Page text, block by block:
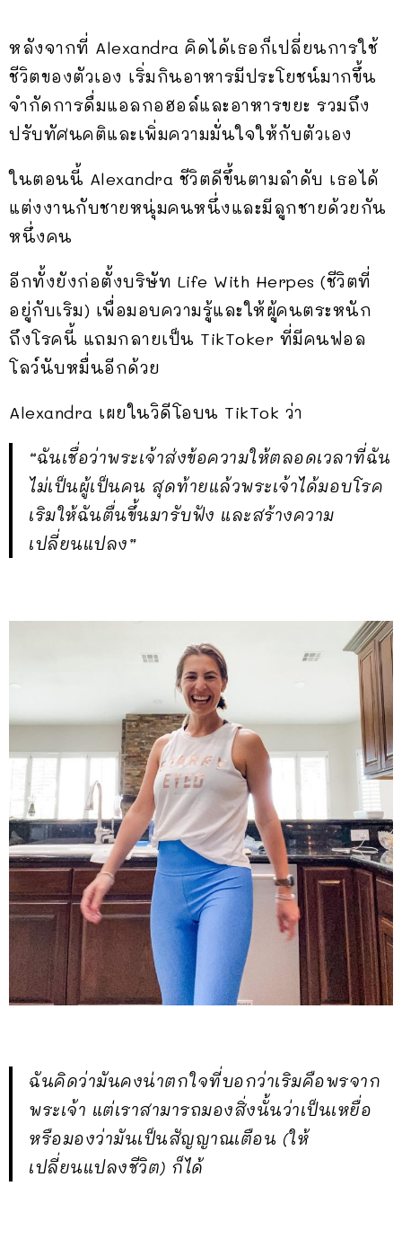
หลังจากที่ Alexandra คิดได้เธอก็เปลี่ยนการใช้
ชีวิตของตัวเอง เริ่มกินอาหารมีประโยชน์มากขึ้น
จำกัดการดื่มแอลกอฮอล์และอาหารขยะ รวมถึง
ปรับทัศนคติและเพิ่มความมั่นใจให้กับตัวเอง
ในตอนนี้ Alexandra ชีวิตดีขึ้นตามลำดับ เธอได้
แต่งงานกับชายหนุ่มคนหนึ่งและมีลูกชายด้วยกัน
หนึ่งคน
อีกทั้งยังก่อตั้งบริษัท Life With Herpes (ชีวิตที่
อยู่กับเริม) เพื่อมอบความรู้และให้ผู้คนตระหนัก
ถึงโรคนี้ แถมกลายเป็น TikToker ที่มีคนฟอล
โลว์นับหมื่นอีกด้วย
Alexandra เผยในวิดีโอบน TikTok ว่า
“ฉันเชื่อว่าพระเจ้าส่งข้อความให้ตลอดเวลาที่ฉัน
ไม่เป็นผู้เป็นคน สุดท้ายแล้วพระเจ้าได้มอบโรค
เริมให้ฉันตื่นขึ้นมารับฟัง และสร้างความ
เปลี่ยนแปลง”
ฉันคิดว่ามันคงน่าตกใจที่บอกว่าเริมคือพรจาก
พระเจ้า แต่เราสามารถมองสิ่งนั้นว่าเป็นเหยื่อ
หรือมองว่ามันเป็นสัญญาณเตือน (ให้
เปลี่ยนแปลงชีวิต) ก็ได้